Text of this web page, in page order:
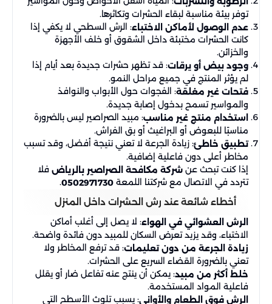
توفر بيئة مناسبة لبقاء الحشرات وتكاثرها.
عدم الوصول لأماكن الاختباء: الرش السطحي لا يكفي إذا
كانت الحشرات مختبئة داخل الشقوق أو خلف الأجهزة
والخزائن.
وجود بيض أو يرقات: قد تظهر حشرات جديدة بعد أيام إذا
لم يؤثر المنتج في جميع مراحل النمو.
فتحات غير مغلقة: الفجوات حول الأبواب والنوافذ
والمواسير تسمح بدخول إصابة جديدة.
استخدام منتج غير مناسب: مبيد الصراصير ليس بالضرورة
مناسبًا للبعوض أو البراغيث أو بق الفراش.
تطبيق خاطئ: زيادة الجرعة لا تعني نتيجة أفضل، وقد تسبب
مخاطر أعلى دون فاعلية إضافية.
إذا كنت تبحث عن شركة مكافحة الصراصير بالرياض فلا
تتردد في الاتصال مع شركتنا اللمعة 0502971730
.
أخطاء شائعة عند رش الحشرات داخل المنزل
الرش العشوائي في الهواء: لا يصل إلى أغلب أماكن
الاختباء، وقد يزيد تعرض السكان للمبيد دون فائدة واضحة.
زيادة الجرعة من دون تعليمات: قد ترفع المخاطر ولا
تعني بالضرورة القضاء السريع على الحشرات.
خلط أكثر من مبيد: يمكن أن ينتج عنه تفاعل ضار أو يقلل
فاعلية المواد المستخدمة.
الرش فوق الطعام والأواني: يسبب تلوث الأسطح التي